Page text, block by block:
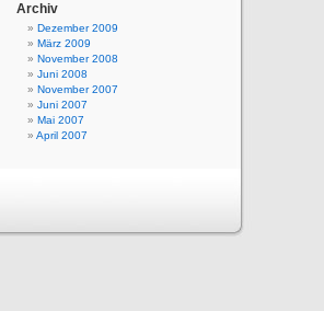
Archiv
Dezember 2009
März 2009
November 2008
Juni 2008
November 2007
Juni 2007
Mai 2007
April 2007